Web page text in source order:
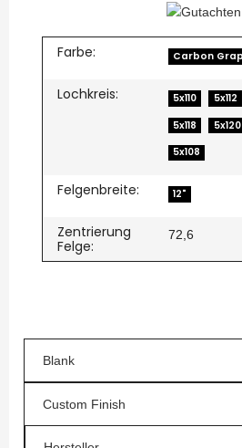
Farbe: Carbon
Lochkreis: 5x110 5x112
5x118
5x120
5x108
Felgenbreite: 12"
Zentrierung
Felge:
72,6
Blank
Custom Finish